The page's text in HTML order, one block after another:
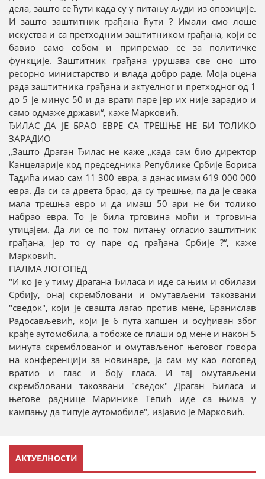
дела, зашто се ћути када су у питању људи из опозиције.
И зашто заштитник грађана ћути ? Имали смо лоше
искуства и са претходним заштитником грађана, који се
бавио само собом и припремао се за политичке
функције. Заштитник грађана урушава све оно што
ресорно министарство и влада добро раде. Моја оцена
рада заштитника грађана и актуелног и претходног од 1
до 5 је минус 50 и да врати паре јер их није зарадио и
само одмаже држави“, каже Марковић.
ЂИЛАС ДА ЈЕ БРАО ЕВРЕ СА ТРЕШЊЕ НЕ БИ ТОЛИКО
ЗАРАДИО
„Зашто Драган Ђилас не каже „када сам био директор
Канцеларије код председника Републике Србије Бориса
Тадића имао сам 11 300 евра, а данас имам 619 000 000
евра. Да си са дрвета брао, да су трешње, па да је свака
мала трешња евро и да имаш 50 ари не би толико
набрао евра. То је била трговина моћи и трговина
утицајем. Да ли се по том питању огласио заштитник
грађана, јер то су паре од грађана Србије ?“, каже
Марковић.
ПАЛМА ЛОГОПЕД
"И ко је у тиму Драгана Ђиласа и иде са њим и обилази
Србију, онај скрембловани и омутављени такозвани
"сведок", који је свашта лагао против мене, Бранислав
Радосављевић, који је 6 пута хапшен и осуђиван због
крађе аутомобила, а тобоже се плаши од мене и након 5
минута скремблованог и омутављеног његовог говора
на конференцији за новинаре, ја сам му као логопед
вратио и глас и боју гласа. И тај омутављени
скрембловани такозвани "сведок" Драган Ђиласа и
његове раднице Маринике Тепић иде са њима у
кампању да типује аутомобиле", изјавио је Марковић.
АКТУЕЛНОСТИ